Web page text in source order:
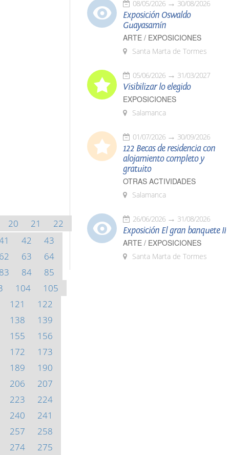
20 21
22
42
43
62 63
64
83 84
85
104
105
121
122
138
139
155
156
172
173
189
190
206
207
223
224
240
241
257
258
274 275
08/05/2026 30/08/2026
Exposición Oswaldo
Guayasamín
ARTE / EXPOSICIONES
Santa Marta de Tormes
05/06/2026 31/03/2027
Visibilizar lo elegido
EXPOSICIONES
Salamanca
01/07/2026 30/09/2026
122 Becas de residencia con
alojamiento completo y
gratuito
OTRAS ACTIVIDADES
Salamanca
26/06/2026 31/08/2026
Exposición El gran banquete II
ARTE / EXPOSICIONES
Santa Marta de Tormes